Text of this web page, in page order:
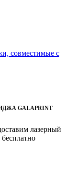
совместимые с
GALAPRINT
лазерный